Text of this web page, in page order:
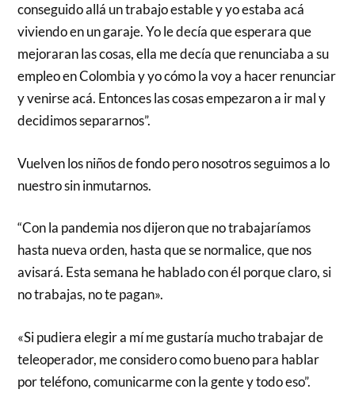
conseguido allá un trabajo estable y yo estaba acá
viviendo en un garaje. Yo le decía que esperara que
mejoraran las cosas, ella me decía que renunciaba a su
empleo en Colombia y yo cómo la voy a hacer renunciar
y venirse acá. Entonces las cosas empezaron a ir mal y
decidimos separarnos”.
Vuelven los niños de fondo pero nosotros seguimos a lo
nuestro sin inmutarnos.
“Con la pandemia nos dijeron que no trabajaríamos
hasta nueva orden, hasta que se normalice, que nos
avisará. Esta semana he hablado con él porque claro, si
no trabajas, no te pagan».
«Si pudiera elegir a mí me gustaría mucho trabajar de
teleoperador, me considero como bueno para hablar
por teléfono, comunicarme con la gente y todo eso”.